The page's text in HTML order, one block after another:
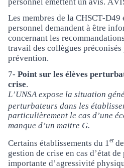
Les membres de la CHSCT-D49
personnel demandent à être
concernant les
travail des collègues préconisés
prévention.
7- Point sur les élèves
crise.
L’UNSA expose la situation
perturbateurs dans les
particulièrement le cas d’une
manque d’un maitre G.
Certains établissements du 1 er
gestion de crise en cas d’état
importante d’agressivité